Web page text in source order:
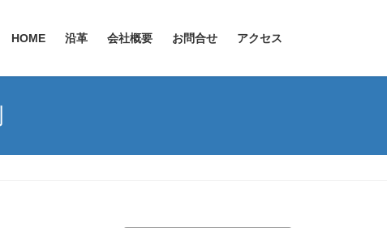
HOME 沿革 会社概要 お問合せ アクセス